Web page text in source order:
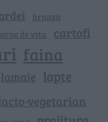
ardei branza
de vita cartofi
faina
lamaie lapte
vegetarian